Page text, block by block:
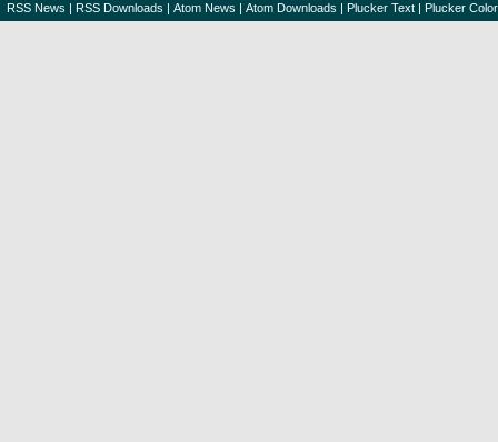
RSS News | RSS Downloads | Atom News | Atom Downloads | Plucker Text | Plucker Color